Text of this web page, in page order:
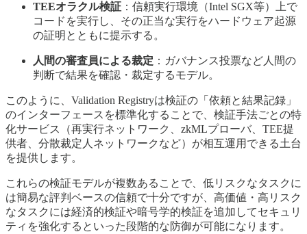
TEEオラクル検証 ：信頼実行環境（Intel SGX等）上で
コードを実行し、その正当な実行をハードウェア起源
の証明とともに提示する。
人間の審査員による裁定 ：ガバナンス投票など人間の
判断で結果を確認・裁定するモデル。
このように、Validation Registryは検証の「依頼と結果記録」
のインターフェースを標準化することで、検証手法ごとの特
化サービス（再実行ネットワーク、zkMLプローバ、TEE提
供者、分散裁定人ネットワークなど）が相互運用できる土台
を提供します。
これらの検証モデルが複数あることで、低リスクなタスクに
は簡易な評判ベースの信頼で十分ですが、高価値・高リスク
なタスクには経済的検証や暗号学的検証を追加してセキュリ
ティを強化するといった段階的な防御が可能になります。